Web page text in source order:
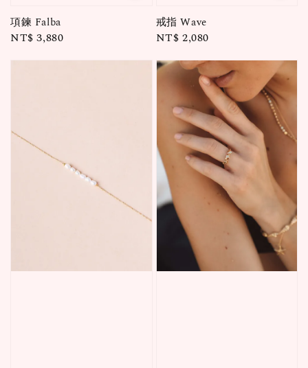
項鍊 Falba
Regular
NT$ 3,880
戒指 Wave
Regular
NT$ 2,080